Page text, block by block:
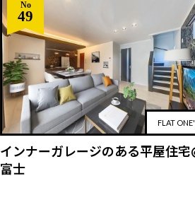
No
49
FLAT
インナーガレージのある平屋住宅
富士